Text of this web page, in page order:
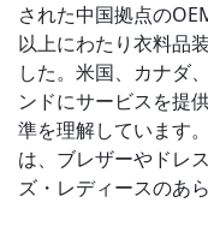
された中国拠点の
以上にわたり衣料品
した。米国、カナダ
ンドにサービスを提
準を理解しています
は、ブレザーやドレ
ズ・レディースのあ